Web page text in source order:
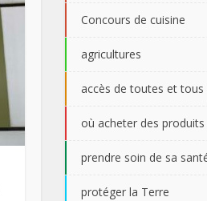
Concours de cuisine
agricultures
accès de toutes et tous
où acheter des
prendre soin de sa
protéger la Terre